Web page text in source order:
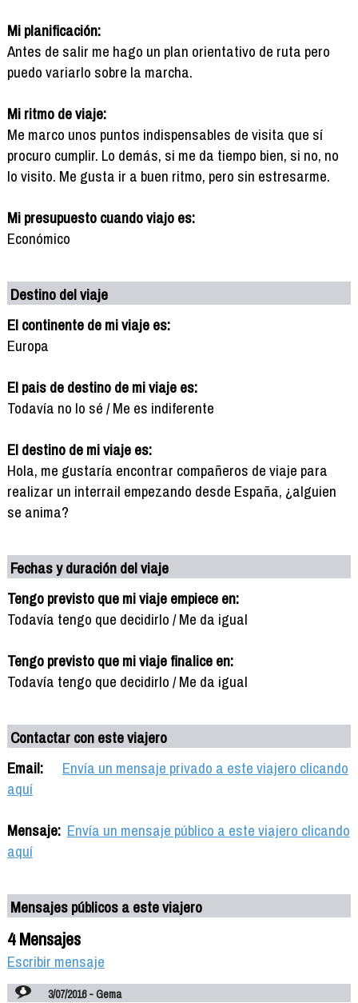
Mi planificación:
Antes de salir me hago un plan orientativo de ruta pero
puedo variarlo sobre la marcha.
Mi ritmo de viaje:
Me marco unos puntos indispensables de visita que sí
procuro cumplir. Lo demás, si me da tiempo bien, si no, no
lo visito. Me gusta ir a buen ritmo, pero sin estresarme.
Mi presupuesto cuando viajo es:
Económico
Destino del viaje
El continente de mi viaje es:
Europa
El pais de destino de mi viaje es:
Todavía no lo sé / Me es indiferente
El destino de mi viaje es:
Hola, me gustaría encontrar compañeros de viaje para
realizar un interrail empezando desde España, ¿alguien
se anima?
Fechas y duración del viaje
Tengo previsto que mi viaje empiece en:
Todavía tengo que decidirlo / Me da igual
Tengo previsto que mi viaje finalice en:
Todavía tengo que decidirlo / Me da igual
Contactar con este viajero
Email:
Envía un mensaje privado a este viajero clicando
aquí
Mensaje: Envía un mensaje público a este viajero clicando
aquí
Mensajes públicos a este viajero
4 Mensajes
Escribir mensaje
3/07/2016 - Gema